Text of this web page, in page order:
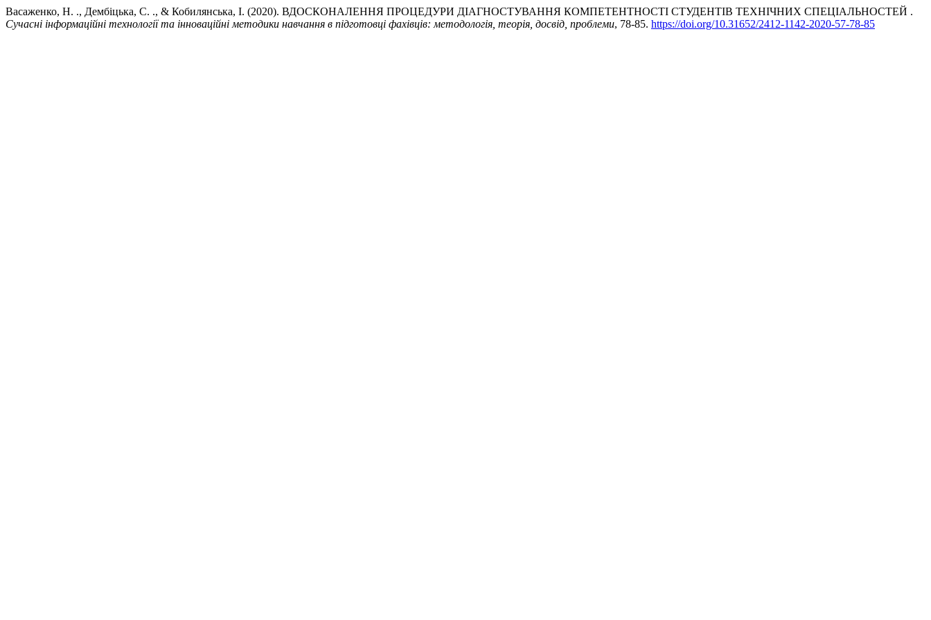
Васаженко, Н. ., Дембіцька, С. ., & Кобилянська, І. (2020). ВДОСКОНАЛЕННЯ ПРОЦЕДУРИ ДІАГНОСТУВАННЯ КОМПЕТЕНТНОСТІ СТУДЕНТІВ ТЕХНІЧНИХ СПЕЦІАЛЬНОСТЕЙ .
Сучасні інформаційні технології та інноваційні методики навчання в підготовці фахівців: методологія, теорія, досвід, проблеми, 78-85. https://doi.org/10.31652/2412-1142-2020-57-78-85